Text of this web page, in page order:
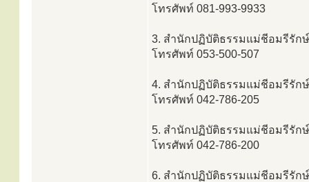
โทรศัพท์ 081-993-9933
3. สำนักปฏิบัติธรรมแม่ชีอมรีรัก
โทรศัพท์ 053-500-507
4. สำนักปฏิบัติธรรมแม่ชีอมรีรัก
โทรศัพท์ 042-786-205
5. สำนักปฏิบัติธรรมแม่ชีอมรีรัก
โทรศัพท์ 042-786-200
6. สำนักปฏิบัติธรรมแม่ชีอมรีรัก